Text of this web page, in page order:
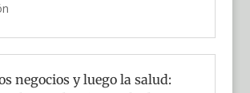
negocios y luego la salud: